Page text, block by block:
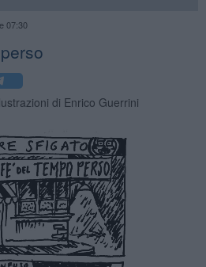
07:30
di Enrico Guerrini